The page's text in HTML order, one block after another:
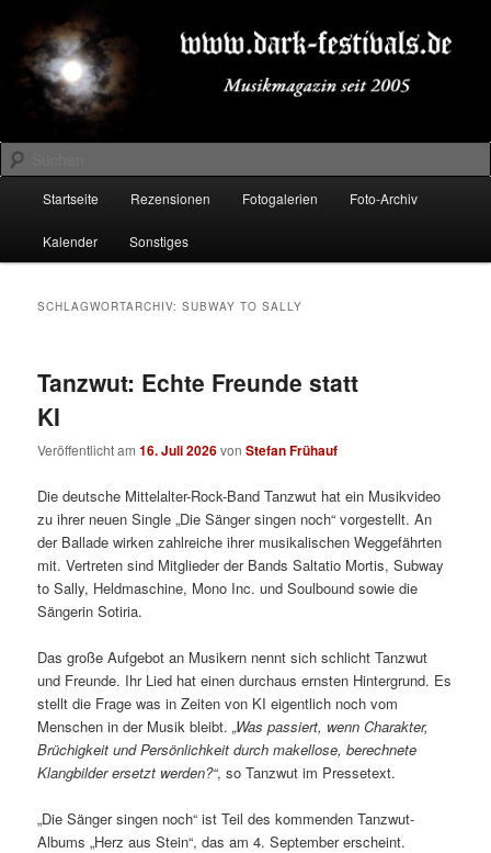
primären
Inhalt
springen
sekundären
Inhalt
springenDARK-FESTIVALS.DE
Suchen
Startseite Rezensionen Fotogalerien Foto-Archiv
Kalender Sonstiges
SCHLAGWORTARCHIV:SUBWAY TO SALLY
Tanzwut: Echte Freunde statt
KI
Veröffentlicht am16. Juli 2026vonStefan Frühauf
Die deutsche Mittelalter-Rock-Band Tanzwut hat ein Musikvideo
zu ihrer neuen Single „Die Sänger singen noch“ vorgestellt. An
der Ballade wirken zahlreiche ihrer musikalischen Weggefährten
mit. Vertreten sind Mitglieder der Bands Saltatio Mortis, Subway
to Sally, Heldmaschine, Mono Inc. und Soulbound sowie die
Sängerin Sotiria.
Das große Aufgebot an Musikern nennt sich schlicht Tanzwut
und Freunde. Ihr Lied hat einen durchaus ernsten Hintergrund. Es
stellt die Frage was in Zeiten von KI eigentlich noch vom
Menschen in der Musik bleibt.„Was passiert, wenn Charakter,
Brüchigkeit und Persönlichkeit durch makellose, berechnete
Klangbilder ersetzt werden?“, so Tanzwut im Pressetext.
„Die Sänger singen noch“ ist Teil des kommenden Tanzwut-
Albums „Herz aus Stein“, das am 4. September erscheint.